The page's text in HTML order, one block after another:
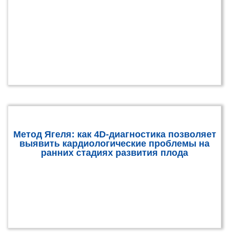
Метод Ягеля: как 4D-диагностика позволяет
выявить кардиологические проблемы на
ранних стадиях развития плода